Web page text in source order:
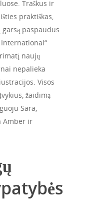
Traškus ir
praktiškas,
paspaudus
naujų
nepalieka
Visos
žaidimą
Sara,
Amber ir